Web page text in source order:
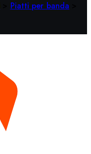
Piatti per banda